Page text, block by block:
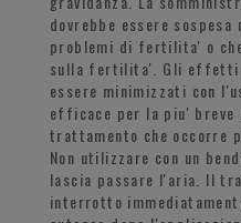
dovrebbe essere sospesa
problemi di fertilita' o
sulla fertilita'. Gli effetti
essere minimizzati con
efficace per la piu'
trattamento che occorre
Non utilizzare con un
lascia passare l'aria. Il
interrotto